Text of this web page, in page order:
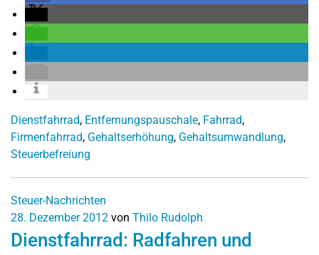
Dienstfahrrad, Entfernungspauschale, Fahrrad,
Firmenfahrrad, Gehaltserhöhung, Gehaltsumwandlung,
Steuerbefreiung
Steuer-Nachrichten
28. Dezember 2012 von Thilo Rudolph
Dienstfahrrad: Radfahren und